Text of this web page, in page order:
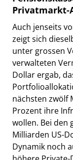
Privatmarkt-
Auch jenseits
zeigt sich
unter grossen
verwalteten
Dollar ergab,
nächsten zwölf
Prozent ihre
wollen. Bei den
Milliarden US-
Dynamik noch